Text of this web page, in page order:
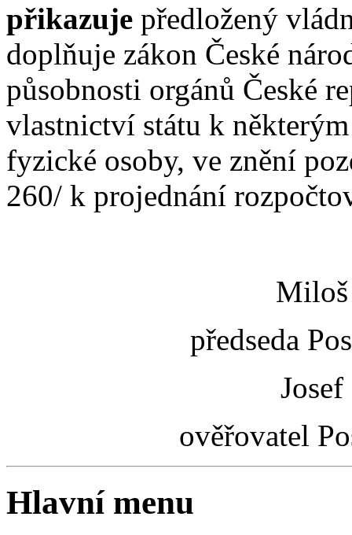
přikazuje předložený
doplňuje zákon České
působnosti orgánů České
vlastnictví státu k
fyzické osoby, ve znění
260/ k projednání
Miloš
předseda
ověřovatel
Hlavní menu